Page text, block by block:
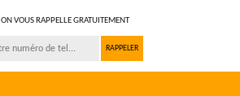
ON VOUS RAPPELLE GRATUITEMENT